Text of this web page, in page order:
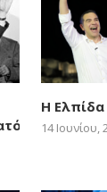
Η Ελπίδα
14 Ιουνίου,